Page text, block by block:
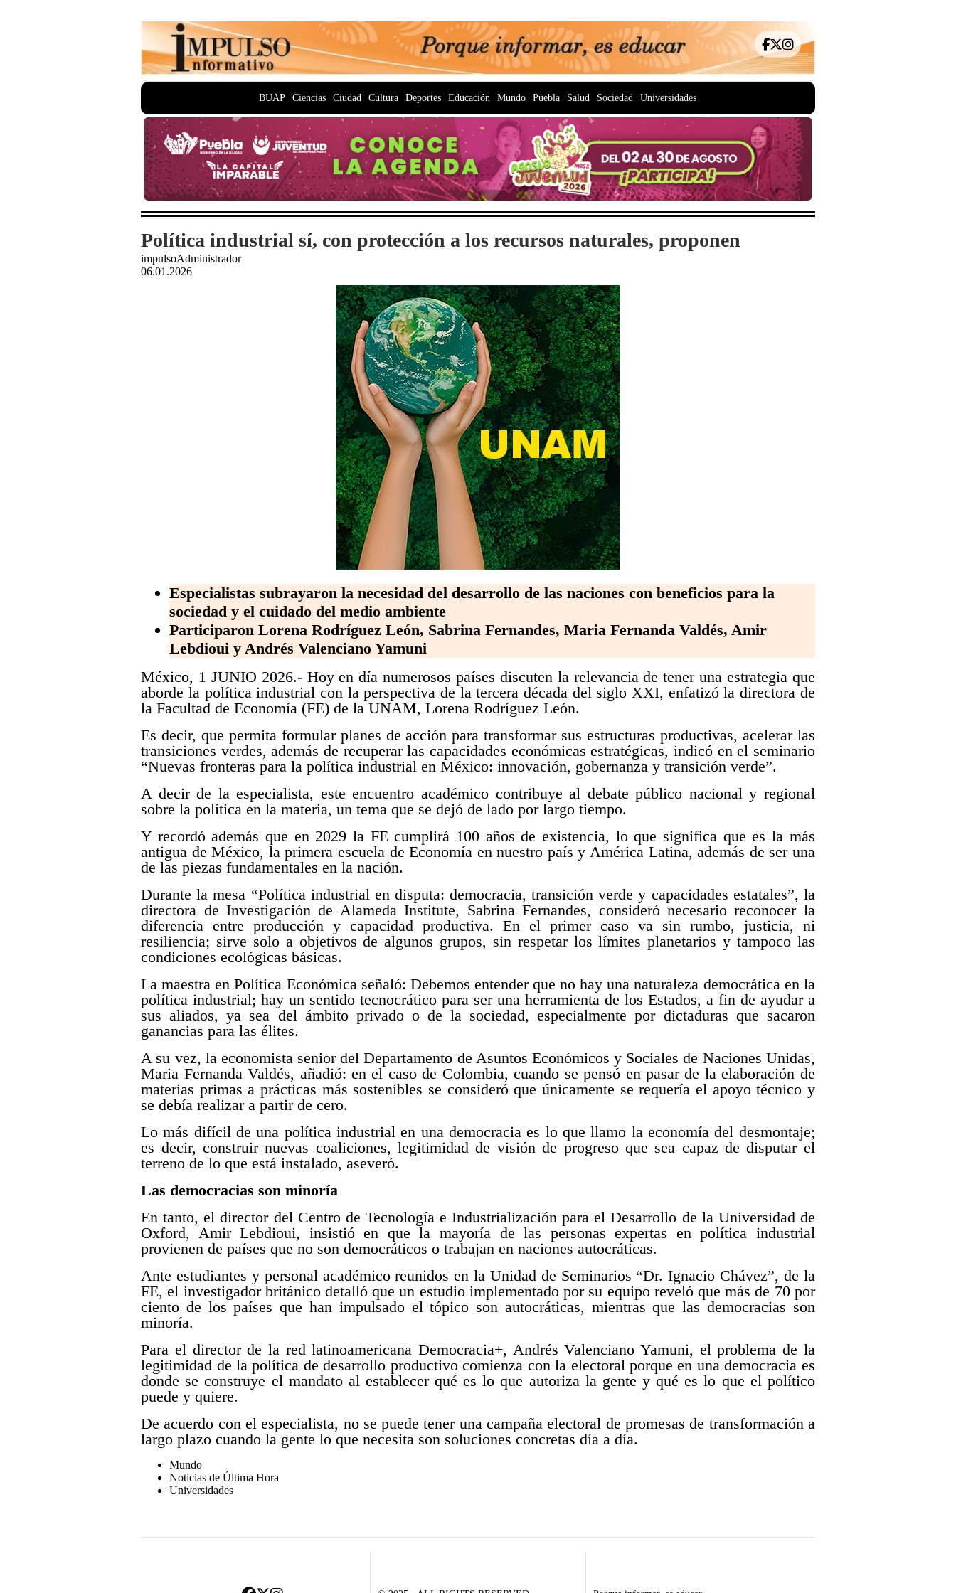
BUAP Ciencias Ciudad Cultura Deportes Educación Mundo Puebla Salud Sociedad Universidades
Política industrial sí, con protección a los recursos naturales, proponen
impulsoAdministrador
06.01.2026
Especialistas subrayaron la necesidad del desarrollo de las naciones con beneficios para la
sociedad y el cuidado del medio ambiente
Participaron Lorena Rodríguez León, Sabrina Fernandes, Maria Fernanda Valdés, Amir
Lebdioui y Andrés Valenciano Yamuni
México, 1 JUNIO 2026.- Hoy en día numerosos países discuten la relevancia de tener una estrategia que
aborde la política industrial con la perspectiva de la tercera década del siglo XXI, enfatizó la directora de
la Facultad de Economía (FE) de la UNAM, Lorena Rodríguez León.
Es decir, que permita formular planes de acción para transformar sus estructuras productivas, acelerar las
transiciones verdes, además de recuperar las capacidades económicas estratégicas, indicó en el seminario
“Nuevas fronteras para la política industrial en México: innovación, gobernanza y transición verde”.
A decir de la especialista, este encuentro académico contribuye al debate público nacional y regional
sobre la política en la materia, un tema que se dejó de lado por largo tiempo.
Y recordó además que en 2029 la FE cumplirá 100 años de existencia, lo que significa que es la más
antigua de México, la primera escuela de Economía en nuestro país y América Latina, además de ser una
de las piezas fundamentales en la nación.
Durante la mesa “Política industrial en disputa: democracia, transición verde y capacidades estatales”, la
directora de Investigación de Alameda Institute, Sabrina Fernandes, consideró necesario reconocer la
diferencia entre producción y capacidad productiva. En el primer caso va sin rumbo, justicia, ni
resiliencia; sirve solo a objetivos de algunos grupos, sin respetar los límites planetarios y tampoco las
condiciones ecológicas básicas.
La maestra en Política Económica señaló: Debemos entender que no hay una naturaleza democrática en la
política industrial; hay un sentido tecnocrático para ser una herramienta de los Estados, a fin de ayudar a
sus aliados, ya sea del ámbito privado o de la sociedad, especialmente por dictaduras que sacaron
ganancias para las élites.
A su vez, la economista senior del Departamento de Asuntos Económicos y Sociales de Naciones Unidas,
Maria Fernanda Valdés, añadió: en el caso de Colombia, cuando se pensó en pasar de la elaboración de
materias primas a prácticas más sostenibles se consideró que únicamente se requería el apoyo técnico y
se debía realizar a partir de cero.
Lo más difícil de una política industrial en una democracia es lo que llamo la economía del desmontaje;
es decir, construir nuevas coaliciones, legitimidad de visión de progreso que sea capaz de disputar el
terreno de lo que está instalado, aseveró.
Las democracias son minoría
En tanto, el director del Centro de Tecnología e Industrialización para el Desarrollo de la Universidad de
Oxford, Amir Lebdioui, insistió en que la mayoría de las personas expertas en política industrial
provienen de países que no son democráticos o trabajan en naciones autocráticas.
Ante estudiantes y personal académico reunidos en la Unidad de Seminarios “Dr. Ignacio Chávez”, de la
FE, el investigador británico detalló que un estudio implementado por su equipo reveló que más de 70 por
ciento de los países que han impulsado el tópico son autocráticas, mientras que las democracias son
minoría.
Para el director de la red latinoamericana Democracia+, Andrés Valenciano Yamuni, el problema de la
legitimidad de la política de desarrollo productivo comienza con la electoral porque en una democracia es
donde se construye el mandato al establecer qué es lo que autoriza la gente y qué es lo que el político
puede y quiere.
De acuerdo con el especialista, no se puede tener una campaña electoral de promesas de transformación a
largo plazo cuando la gente lo que necesita son soluciones concretas día a día.
Mundo
Noticias de Última Hora
Universidades